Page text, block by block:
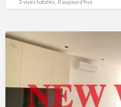
3 vues totales, 0 aujourd'hui